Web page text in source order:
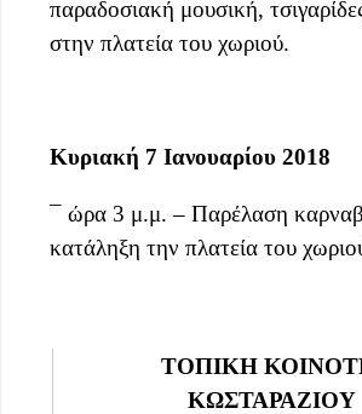
παραδοσιακή μουσική,
στην πλατεία του χωριού.
Κυριακή 7 Ιανουαρίου 2018
¯ ώρα 3 μ.μ. – Παρέλαση
κατάληξη την πλατεία του
ΤΟΠΙΚΗ
ΚΩΣΤΑΡΑΖΙΟΥ